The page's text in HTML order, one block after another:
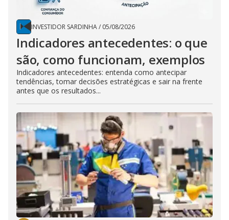
INVESTIDOR SARDINHA/ 05/08/2026
Indicadores antecedentes: o que
são, como funcionam, exemplos
Indicadores antecedentes: entenda como antecipar
tendências, tomar decisões estratégicas e sair na frente
antes que os resultados...